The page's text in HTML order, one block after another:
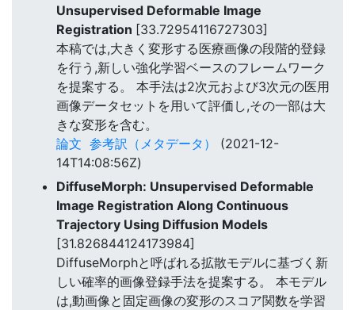
Unsupervised Deformable Image
Registration [33.72954116727303]
本稿では,大きく変形する医療画像の段階的登録
を行う,新しい強化学習ベースのフレームワーク
を提案する。 本手法は2次元および3次元の医用
画像データセットを用いて評価し,その一部は大
きな変形を含む。
論文 参考訳（メタデータ）
(2021-12-
14T14:08:56Z)
DiffuseMorph: Unsupervised Deformable
Image Registration Along Continuous
Trajectory Using Diffusion Models
[31.826844124173984]
DiffuseMorphと呼ばれる拡散モデルに基づく新
しい確率的画像登録手法を提案する。 本モデル
は,動画像と固定画像の変形のスコア関数を学習